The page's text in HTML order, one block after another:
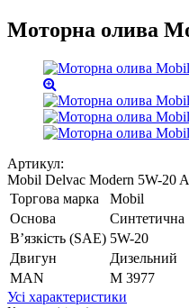
Моторна олива
Артикул:
Mobil Delvac Modern 5W-20
Торгова марка
Mobil
Основа
Синтетична
В’язкість (SAE) 5W-20
Двигун
Дизельний
MAN
M 3977
Усі характеристики